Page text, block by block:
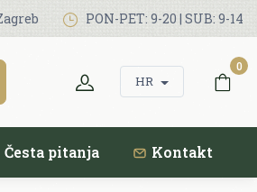
PON-PET: 9-20 | SUB: 9-14
HR
0
Česta pitanja Kontakt